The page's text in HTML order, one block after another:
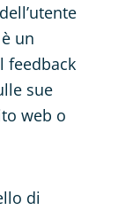
un
feedback
sue
web o
di